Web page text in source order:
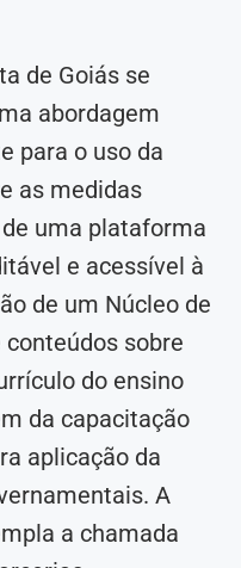
de Goiás se
abordagem
para o uso da
as medidas
uma plataforma
e acessível à
de um Núcleo de
conteúdos sobre
do ensino
da capacitação
aplicação da
A
a chamada